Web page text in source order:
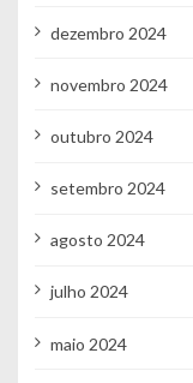
dezembro 2024
novembro 2024
outubro 2024
setembro 2024
agosto 2024
julho 2024
maio 2024